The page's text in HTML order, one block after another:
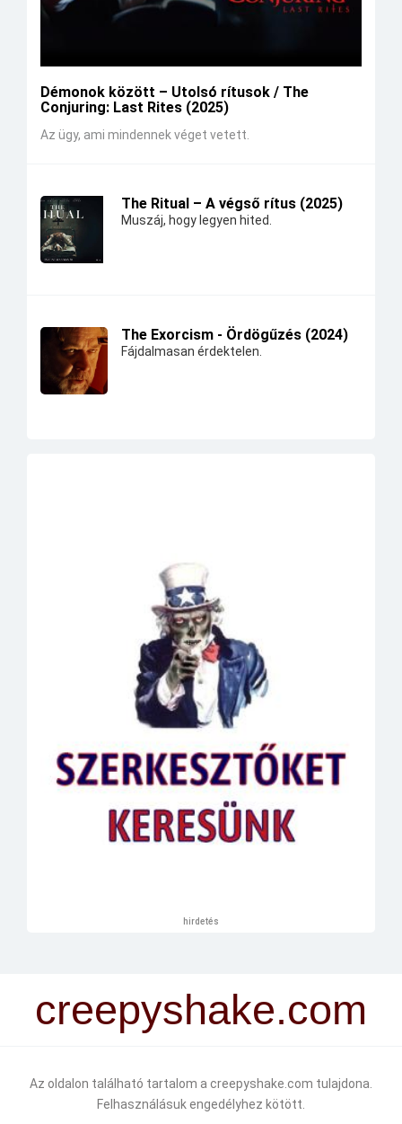
Démonok között – Utolsó rítusok / The
Conjuring: Last Rites (2025)
Az ügy, ami mindennek véget vetett.
The Ritual – A végső rítus (2025)
Muszáj, hogy legyen hited.
The Exorcism - Ördögűzés (2024)
Fájdalmasan érdektelen.
hirdetés
creepyshake.com
Az oldalon található tartalom a creepyshake.com tulajdona.
Felhasználásuk engedélyhez kötött.